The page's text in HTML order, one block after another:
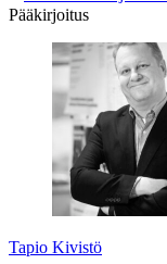
Pääkirjoitus
Tapio Kivistö